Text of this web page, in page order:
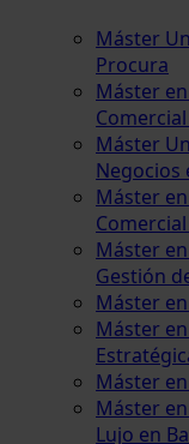
Máster
Procura
Máster
Máster
Negocios
Máster
Máster
Gestión
Máster
Máster
Máster
Máster
Lujo en